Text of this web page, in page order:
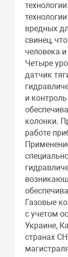
вредных
свинец,
человека
Четыре
датчик
и
колонки.
работе
Газовые
с учетом
Украине,
странах